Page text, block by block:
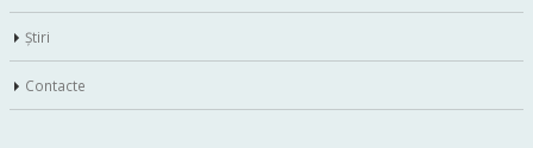
Ştiri
Contacte